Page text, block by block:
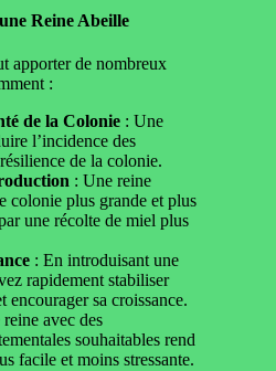
Reine Abeille
apporter de nombreux
:
de la Colonie : Une
l’incidence des
de la colonie.
: Une reine
colonie plus grande et plus
une récolte de miel plus
: En introduisant une
rapidement stabiliser
sa croissance.
avec des
souhaitables rend
facile et moins stressante.